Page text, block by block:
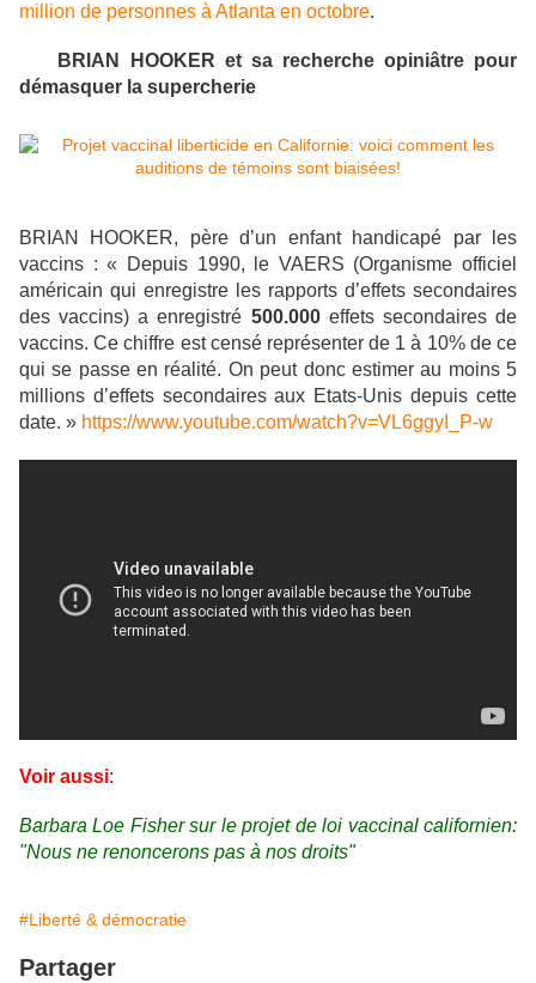
million de personnes à Atlanta en octobre.
BRIAN HOOKER et sa recherche opiniâtre pour
démasquer la supercherie
BRIAN HOOKER, père d’un enfant handicapé par les
vaccins : « Depuis 1990, le VAERS (Organisme officiel
américain qui enregistre les rapports d’effets secondaires
des vaccins) a enregistré 500.000effets secondaires de
vaccins. Ce chiffre est censé représenter de 1 à 10% de ce
qui se passe en réalité. On peut donc estimer au moins 5
millions d’effets secondaires aux Etats-Unis depuis cette
date. » https://www.youtube.com/watch?v=VL6ggyI_P-w
Voir aussi:
Barbara Loe Fisher sur le projet de loi vaccinal californien:
"Nous ne renoncerons pas à nos droits"
#Liberté & démocratie
Partager